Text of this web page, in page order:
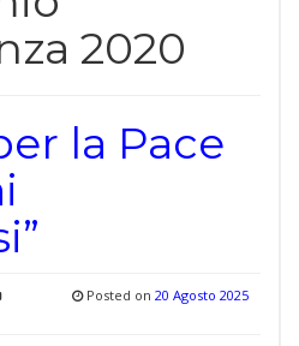
2020
la Pace
Posted on 20 Agosto 2025